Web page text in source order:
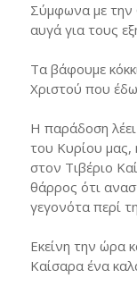
Σύμφωνα με την
αυγά για τους
Τα βάφουμε
Χριστού που
Η παράδοση
του Κυρίου
στον Τιβέριο
θάρρος ότι
γεγονότα περί
Εκείνη την ώρα
Καίσαρα ένα